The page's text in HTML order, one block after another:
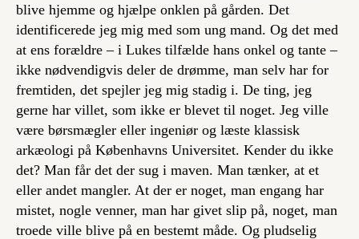
blive hjemme og hjælpe onklen på gården. Det
identificerede jeg mig med som ung mand. Og det med
at ens forældre – i Lukes tilfælde hans onkel og tante –
ikke nødvendigvis deler de drømme, man selv har for
fremtiden, det spejler jeg mig stadig i. De ting, jeg
gerne har villet, som ikke er blevet til noget. Jeg ville
være børsmægler eller ingeniør og læste klassisk
arkæologi på Københavns Universitet. Kender du ikke
det? Man får det der sug i maven. Man tænker, at et
eller andet mangler. At der er noget, man engang har
mistet, nogle venner, man har givet slip på, noget, man
troede ville blive på en bestemt måde. Og pludselig